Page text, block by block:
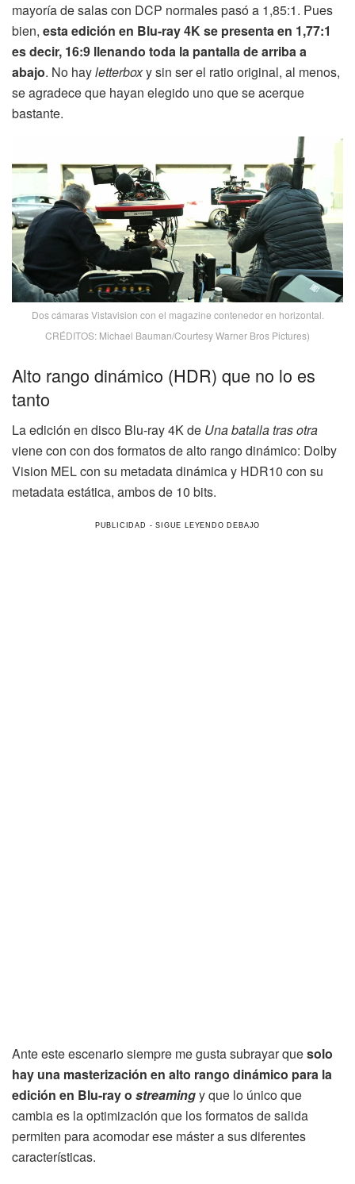
mayoría de salas con DCP normales pasó a 1,85:1. Pues
bien, esta edición en Blu-ray 4K se presenta en 1,77:1
es decir, 16:9 llenando toda la pantalla de arriba a
abajo. No hayletterboxy sin ser el ratio original, al menos,
se agradece que hayan elegido uno que se acerque
bastante.
Dos cámaras Vistavision con el magazine contenedor en horizontal.
CRÉDITOS: Michael Bauman/Courtesy Warner Bros Pictures)
Alto rango dinámico (HDR) que no lo es
tanto
La edición en disco Blu-ray 4K de Una batalla tras otra
viene con con dos formatos de alto rango dinámico: Dolby
Vision MEL con su metadata dinámica y HDR10 con su
metadata estática, ambos de 10 bits.
Ante este escenario siempre me gusta subrayar quesolo
hay una masterización en alto rango dinámico para la
edición en Blu-ray o streamingy que lo único que
cambia es la optimización que los formatos de salida
permiten para acomodar ese máster a sus diferentes
características.